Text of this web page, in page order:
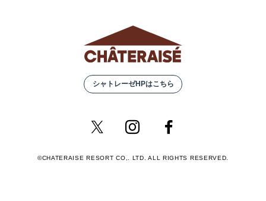
シャトレーゼHPはこちら
©CHATERAISE RESORT CO,. LTD. ALL RIGHTS RESERVED.